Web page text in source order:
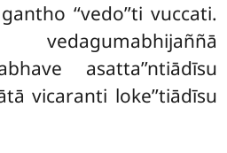
‘‘vedo’’ti vuccati.
asatta’’ntiādīsu
vicaranti loke’’tiādīsu